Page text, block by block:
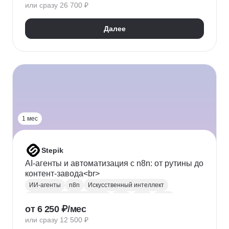
или сразу 26 700 ₽
Далее
1 мес
Stepik
AI-агенты и автоматизация с n8n: от рутины до
контент-завода<br>
ИИ-агенты n8n
Искусственный интеллект
Airtable
Redis
от 6 250 ₽/мес
или сразу 12 500 ₽